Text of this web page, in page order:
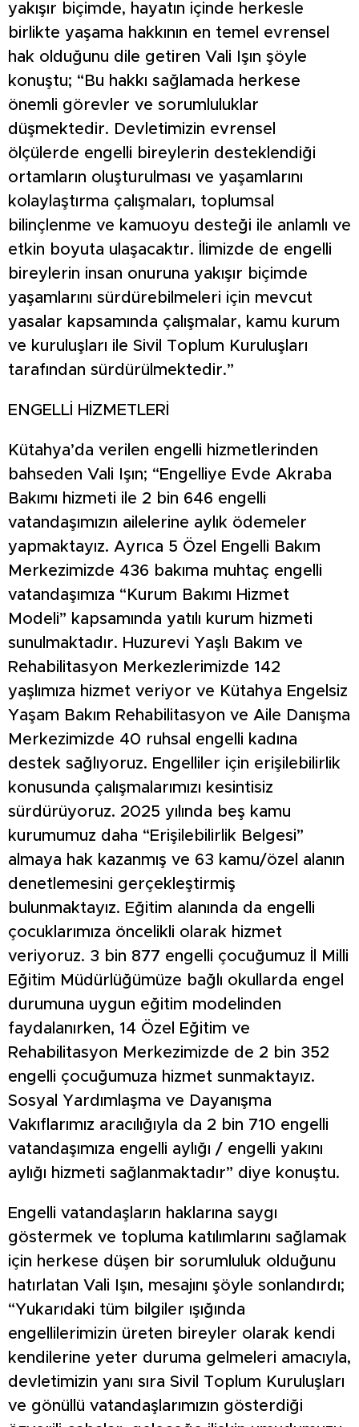
yakışır biçimde, hayatın içinde herkesle
birlikte yaşama hakkının en temel evrensel
hak olduğunu dile getiren Vali Işın şöyle
konuştu; “Bu hakkı sağlamada herkese
önemli görevler ve sorumluluklar
düşmektedir. Devletimizin evrensel
ölçülerde engelli bireylerin desteklendiği
ortamların oluşturulması ve yaşamlarını
kolaylaştırma çalışmaları, toplumsal
bilinçlenme ve kamuoyu desteği ile anlamlı ve
etkin boyuta ulaşacaktır. İlimizde de engelli
bireylerin insan onuruna yakışır biçimde
yaşamlarını sürdürebilmeleri için mevcut
yasalar kapsamında çalışmalar, kamu kurum
ve kuruluşları ile Sivil Toplum Kuruluşları
tarafından sürdürülmektedir.”
ENGELLİ HİZMETLERİ
Kütahya’da verilen engelli hizmetlerinden
bahseden Vali Işın; “Engelliye Evde Akraba
Bakımı hizmeti ile 2 bin 646 engelli
vatandaşımızın ailelerine aylık ödemeler
yapmaktayız. Ayrıca 5 Özel Engelli Bakım
Merkezimizde 436 bakıma muhtaç engelli
vatandaşımıza “Kurum Bakımı Hizmet
Modeli” kapsamında yatılı kurum hizmeti
sunulmaktadır. Huzurevi Yaşlı Bakım ve
Rehabilitasyon Merkezlerimizde 142
yaşlımıza hizmet veriyor ve Kütahya Engelsiz
Yaşam Bakım Rehabilitasyon ve Aile Danışma
Merkezimizde 40 ruhsal engelli kadına
destek sağlıyoruz. Engelliler için erişilebilirlik
konusunda çalışmalarımızı kesintisiz
sürdürüyoruz. 2025 yılında beş kamu
kurumumuz daha “Erişilebilirlik Belgesi”
almaya hak kazanmış ve 63 kamu/özel alanın
denetlemesini gerçekleştirmiş
bulunmaktayız. Eğitim alanında da engelli
çocuklarımıza öncelikli olarak hizmet
veriyoruz. 3 bin 877 engelli çocuğumuz İl Milli
Eğitim Müdürlüğümüze bağlı okullarda engel
durumuna uygun eğitim modelinden
faydalanırken, 14 Özel Eğitim ve
Rehabilitasyon Merkezimizde de 2 bin 352
engelli çocuğumuza hizmet sunmaktayız.
Sosyal Yardımlaşma ve Dayanışma
Vakıflarımız aracılığıyla da 2 bin 710 engelli
vatandaşımıza engelli aylığı / engelli yakını
aylığı hizmeti sağlanmaktadır” diye konuştu.
Engelli vatandaşların haklarına saygı
göstermek ve topluma katılımlarını sağlamak
için herkese düşen bir sorumluluk olduğunu
hatırlatan Vali Işın, mesajını şöyle sonlandırdı;
“Yukarıdaki tüm bilgiler ışığında
engellilerimizin üreten bireyler olarak kendi
kendilerine yeter duruma gelmeleri amacıyla,
devletimizin yanı sıra Sivil Toplum Kuruluşları
ve gönüllü vatandaşlarımızın gösterdiği